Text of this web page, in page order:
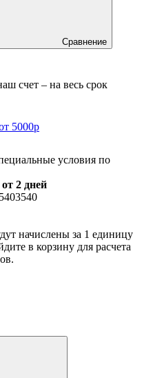
Сравнение
счет – на весь срок
5000р
условия по
2 дней
начислены за 1 единицу
в корзину для расчета